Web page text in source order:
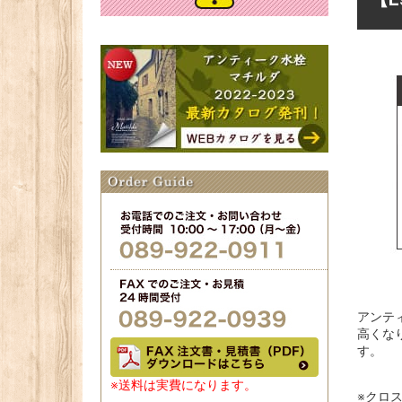
※送料は実費になります。
アンテ
高くな
す。
※クロ